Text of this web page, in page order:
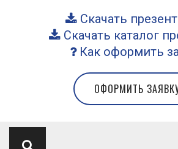
Скачать
Скачать каталог
Как оформить
ОФОРМИТЬ